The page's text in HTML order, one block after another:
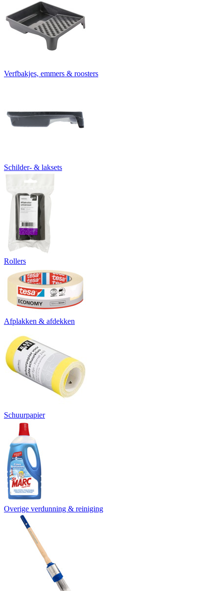
Verfbakjes, emmers & roosters
Schilder- & laksets
Rollers
Afplakken & afdekken
Schuurpapier
Overige verdunning & reiniging